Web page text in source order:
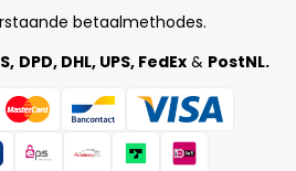
betaalmethodes.
DPD, DHL, UPS, FedEx & PostNL.